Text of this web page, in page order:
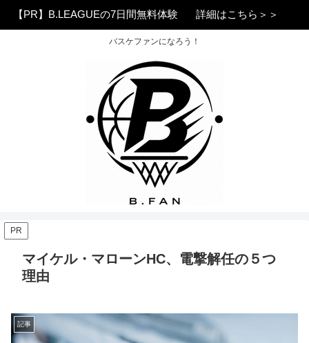
【PR】B.LEAGUEの7日間無料体験 詳細はこちら＞＞
バスケファンになろう！
PR
マイケル・マローンHC、電撃解任の５つ
理由
記事